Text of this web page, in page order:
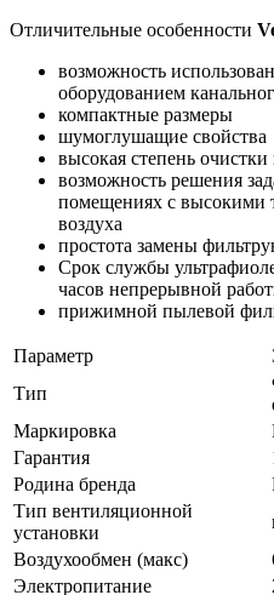
Отличительные особенности
возможность
оборудованием
компактные размеры
шумоглушащие свойства
высокая степень очистки
возможность решения
помещениях с высокими
воздуха
простота замены
Срок службы
часов непрерывной
прижимной пылевой
Параметр
Тип
Маркировка
Гарантия
Родина бренда
Тип вентиляционной
установки
Воздухообмен (макс)
Электропитание